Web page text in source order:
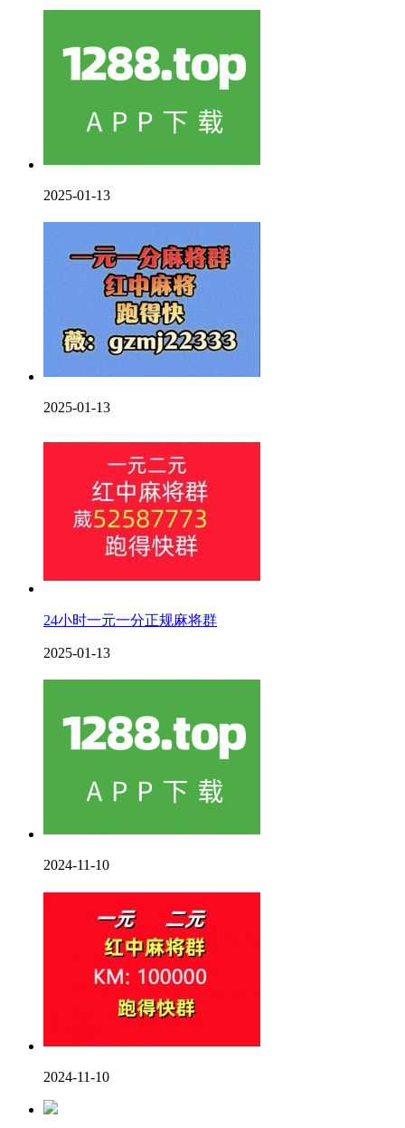
2025-01-13
2025-01-13
24小时一元一分正规麻将群
2025-01-13
2024-11-10
2024-11-10